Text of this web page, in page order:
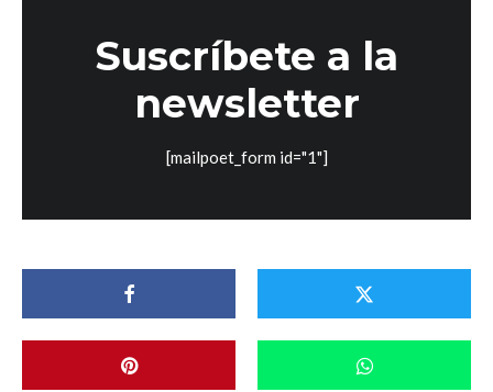
Suscríbete a la
newsletter
[mailpoet_form id="1"]